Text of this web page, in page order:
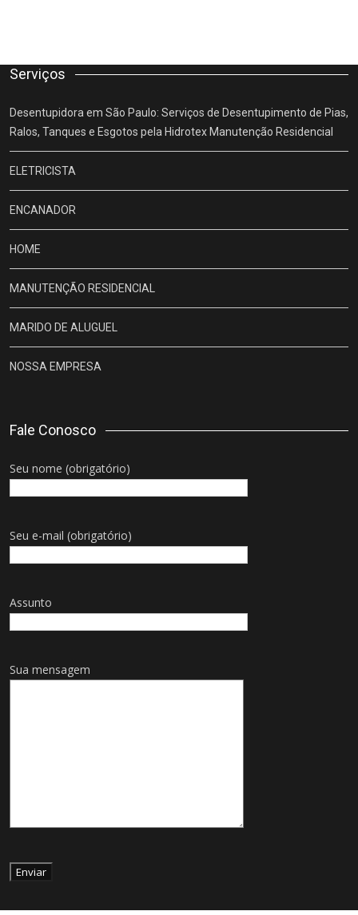
Serviços
Desentupidora em São Paulo: Serviços de Desentupimento de Pias,
Ralos, Tanques e Esgotos pela Hidrotex Manutenção Residencial
ELETRICISTA
ENCANADOR
HOME
MANUTENÇÃO RESIDENCIAL
MARIDO DE ALUGUEL
NOSSA EMPRESA
Fale Conosco
Seu nome (obrigatório)
Seu e-mail (obrigatório)
Assunto
Sua mensagem